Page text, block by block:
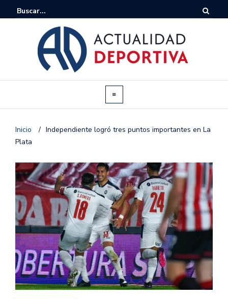
Inicio / Independiente logró tres puntos importantes en La
Plata